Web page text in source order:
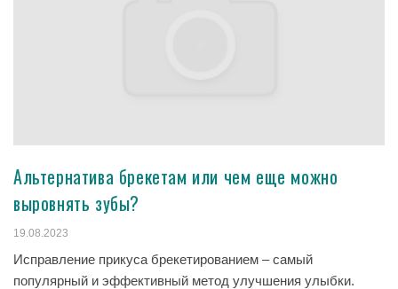
Альтернатива брекетам или чем еще можно
выровнять зубы?
19.08.2023
Исправление прикуса брекетированием – самый
популярный и эффективный метод улучшения улыбки.